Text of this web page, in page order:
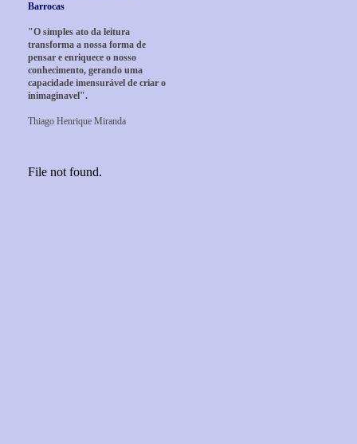
Barrocas
"O simples ato da leitura
transforma a nossa forma de
pensar e enriquece o nosso
conhecimento, gerando uma
capacidade imensurável de criar o
inimaginavel".
Thiago Henrique Miranda